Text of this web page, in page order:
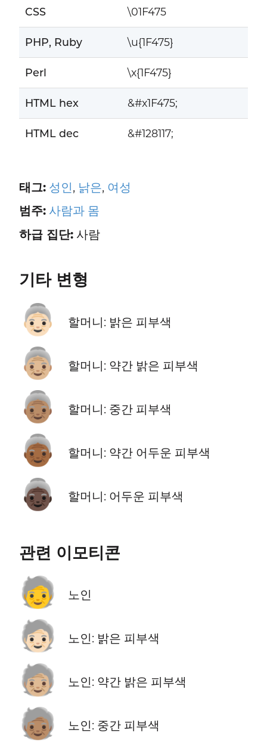
CSS \01F475
PHP, Ruby \u{1F475}
Perl \x{1F475}
HTML hex &#x1F475;
HTML dec &#128117;
태그: 성인, 낡은, 여성
범주: 사람과 몸
하급 집단:사람
기타 변형
👵🏻 할머니: 밝은 피부색
👵🏼 할머니: 약간 밝은 피부색
👵🏽 할머니: 중간 피부색
👵🏾 할머니: 약간 어두운 피부색
👵🏿 할머니: 어두운 피부색
관련 이모티콘
🧓 노인
🧓🏻 노인: 밝은 피부색
🧓🏼 노인: 약간 밝은 피부색
🧓🏽 노인: 중간 피부색